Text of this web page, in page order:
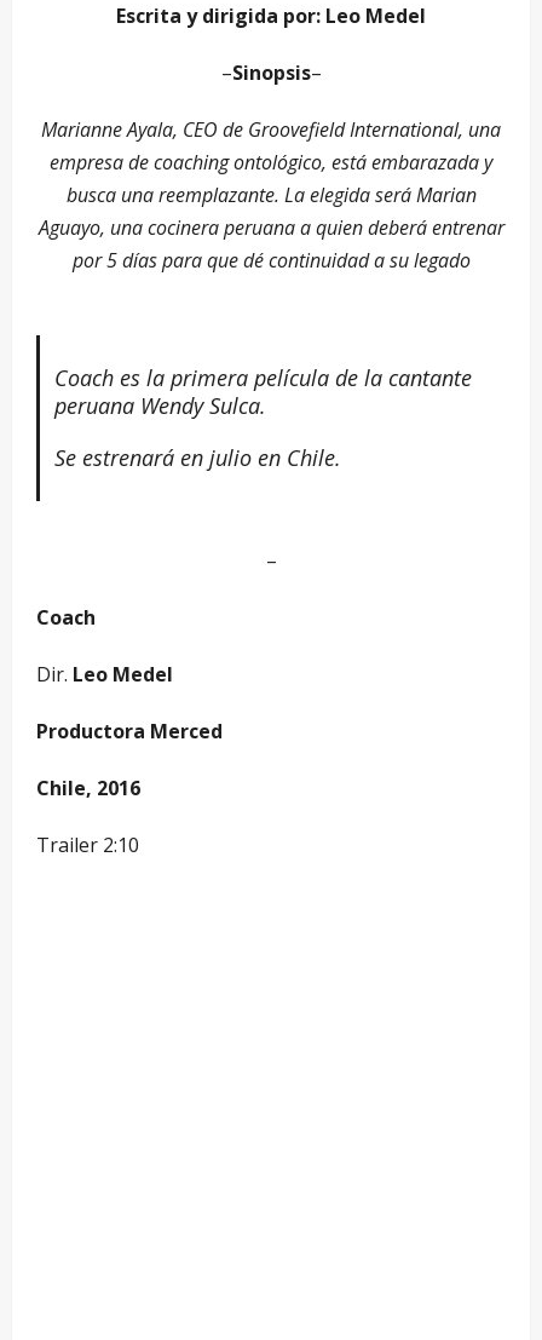
Escrita y dirigida por: Leo Medel
–Sinopsis–
Marianne Ayala, CEO de Groovefield International, una
empresa de coaching ontológico, está embarazada y
busca una reemplazante. La elegida será Marian
Aguayo, una cocinera peruana a quien deberá entrenar
por 5 días para que dé continuidad a su legado
Coach es la primera película de la cantante
peruana Wendy Sulca.
Se estrenará en julio en Chile.
–
Coach
Dir. Leo Medel
Productora Merced
Chile, 2016
Trailer 2:10